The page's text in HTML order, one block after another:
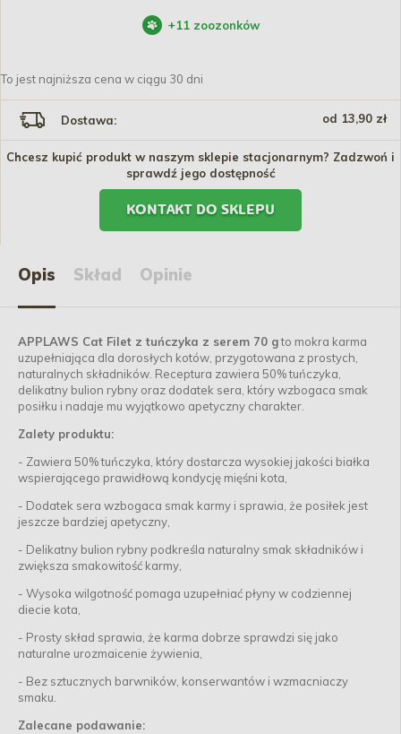
+11 zoozonków
To jest najniższa cena w ciągu 30 dni
Dostawa: od 13,90 zł
Chcesz kupić produkt w naszym sklepie stacjonarnym? Zadzwoń i
sprawdź jego dostępność
KONTAKT DO SKLEPU
Opis Skład Opinie
APPLAWS Cat Filet z tuńczyka z serem 70 gto mokra karma
uzupełniająca dla dorosłych kotów, przygotowana z prostych,
naturalnych składników. Receptura zawiera 50% tuńczyka,
delikatny bulion rybny oraz dodatek sera, który wzbogaca smak
posiłku i nadaje mu wyjątkowo apetyczny charakter.
Zalety produktu:
- Zawiera 50% tuńczyka, który dostarcza wysokiej jakości białka
wspierającego prawidłową kondycję mięśni kota,
- Dodatek sera wzbogaca smak karmy i sprawia, że posiłek jest
jeszcze bardziej apetyczny,
- Delikatny bulion rybny podkreśla naturalny smak składników i
zwiększa smakowitość karmy,
- Wysoka wilgotność pomaga uzupełniać płyny w codziennej
diecie kota,
- Prosty skład sprawia, że karma dobrze sprawdzi się jako
naturalne urozmaicenie żywienia,
- Bez sztucznych barwników, konserwantów i wzmacniaczy
smaku.
Zalecane podawanie: